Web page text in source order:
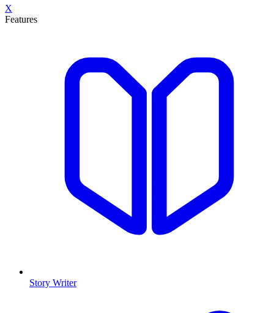
X
Features
Story Writer